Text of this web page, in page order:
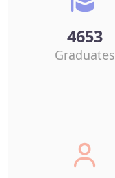
4653
Graduates